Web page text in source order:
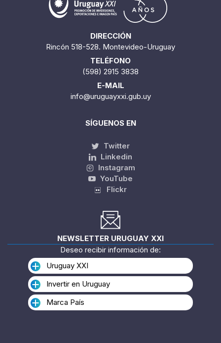
1 / 1
DIRECCIÓN
TELÉFONO
E-MAIL
info@uruguayxxi.gub.uy
SÍGUENOS EN
Linkedin
Instagram
YouTube
Flickr
NEWSLETTER URUGUAY XXI
Deseo recibir información de: